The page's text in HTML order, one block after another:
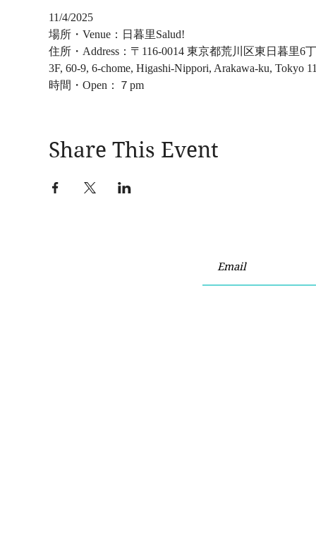
11/4/2025
場所・Venue：日暮里Salud!
住所・Address：〒116-0014 東京都荒川区東日暮里6
3F, 60-9, 6-chome, Higashi-Nippori, Arakawa-ku, Tokyo
時間・Open：７pm
Share This Event